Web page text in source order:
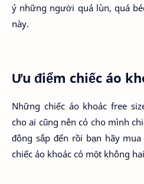
ý những người quá lùn, quá
này.
Ưu điểm chiếc áo
Những chiếc áo khoác free
cho ai cũng nên có cho mình
đông sắp đến rồi bạn hãy
chiếc áo khoác có một không